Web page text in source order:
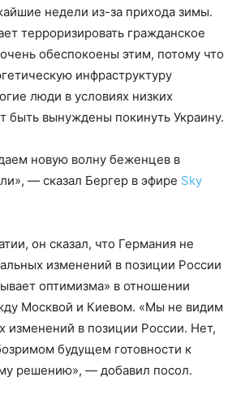
недели из-за прихода зимы.
терроризировать гражданское
обеспокоены этим, потому что
инфраструктуру
люди в условиях низких
быть вынуждены покинуть Украину.
новую волну беженцев в
— сказал Бергер в эфире Sky
он сказал, что Германия не
изменений в позиции России
оптимизма» в отношении
Москвой и Киевом. «Мы не видим
изменений в позиции России. Нет,
будущем готовности к
решению», — добавил посол.